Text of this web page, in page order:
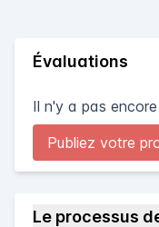
Évaluations
Il n'y a pas
Publiez votre
Le processus